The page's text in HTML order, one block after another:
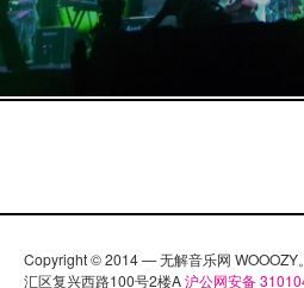
Copyright © 2014 — 无解音乐网 WOOOZY
汇区复兴西路100号2楼A沪公网安备